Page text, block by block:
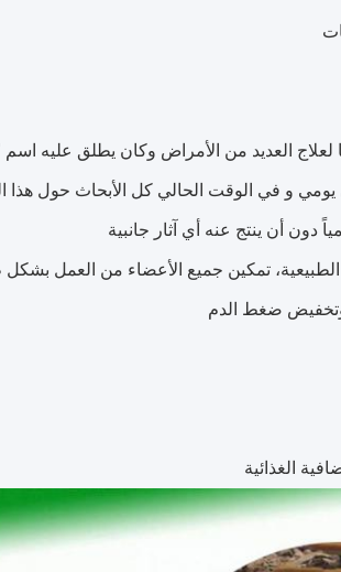
لعلاج العديد من الأمراض وكان يطلق عليه
و في الوقت الحالي كل الأبحاث حول هذا
دون أن ينتج عنه أي آثار جانبية
الغذائية